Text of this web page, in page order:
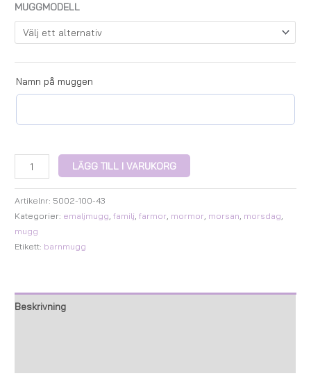
MUGGMODELL
Namn på muggen
LÄGG TILL I VARUKORG
Artikelnr: 5002-100-43
Kategorier: emaljmugg ,familj ,farmor mormor morsan morsdag
mugg
Etikett: barnmugg
Beskrivning